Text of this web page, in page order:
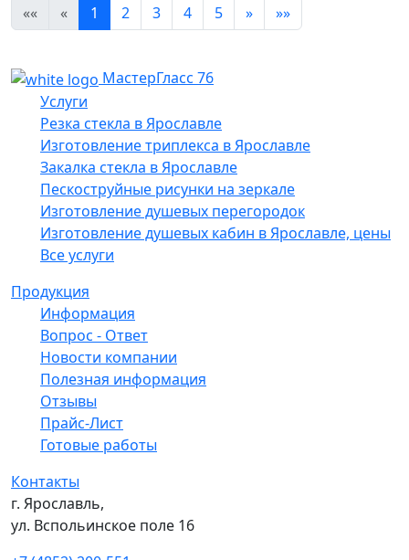
«« « 1 2 3 4 5 » »»
МастерГласс 76
Услуги
Резка стекла в Ярославле
Изготовление триплекса в Ярославле
Закалка стекла в Ярославле
Пескоструйные рисунки на зеркале
Изготовление душевых перегородок
Изготовление душевых кабин в Ярославле, цены
Все услуги
Продукция
Информация
Вопрос - Ответ
Новости компании
Полезная информация
Отзывы
Прайс-Лист
Готовые работы
Контакты
г. Ярославль,
ул. Вспольинское поле 16